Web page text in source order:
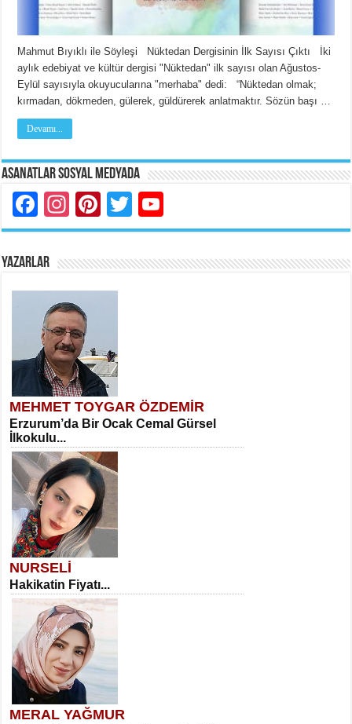
Mahmut Bıyıklı ile Söyleşi Nüktedan Dergisinin İlk Sayısı Çıktı İki
aylık edebiyat ve kültür dergisi "Nüktedan" ilk sayısı olan Ağustos-
Eylül sayısıyla okuyucularına "merhaba" dedi: “Nüktedan olmak;
kırmadan, dökmeden, gülerek, güldürerek anlatmaktır. Sözün başı …
Devamı...
Asanatlar Sosyal Medyada
Facebook
Instagram
Pinterest
Twitter
YAZARLAR
MEHMET TOYGAR ÖZDEMİR
Erzurum’da Bir Ocak Cemal Gürsel
İlkokulu...
NURSELİ
Hakikatin Fiyatı...
MERAL YAĞMUR